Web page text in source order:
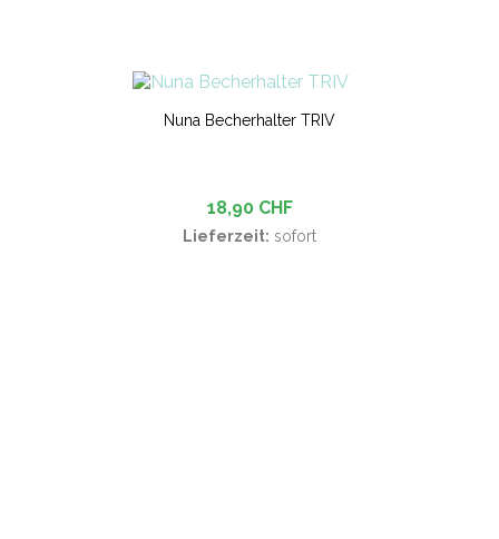
Nuna Becherhalter TRIV
18,90 CHF
Lieferzeit: sofort